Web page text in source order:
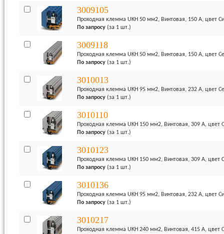
3009105
Проходная клемма UKH 50 мм2, Винтовая, 150 А, цвет
По запросу (за 1 шт.)
3009118
Проходная клемма UKH 50 мм2, Винтовая, 150 А, цвет
По запросу (за 1 шт.)
3010013
Проходная клемма UKH 95 мм2, Винтовая, 232 А, цвет
По запросу (за 1 шт.)
3010110
Проходная клемма UKH 150 мм2, Винтовая, 309 А, цвет
По запросу (за 1 шт.)
3010123
Проходная клемма UKH 150 мм2, Винтовая, 309 А, цвет
По запросу (за 1 шт.)
3010136
Проходная клемма UKH 95 мм2, Винтовая, 232 А, цвет
По запросу (за 1 шт.)
3010217
Проходная клемма UKH 240 мм2, Винтовая, 415 А, цвет